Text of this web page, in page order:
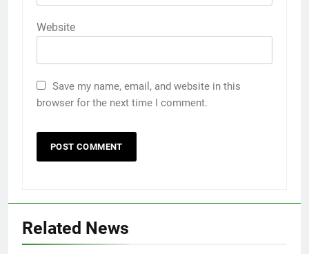
Website
Save my name, email, and website in this
browser for the next time I comment.
Related News